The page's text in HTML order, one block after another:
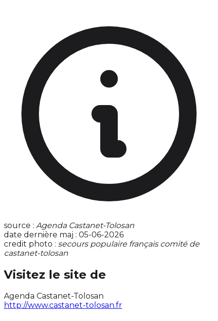
source : Agenda Castanet-Tolosan
date dernière maj : 05-06-2026
credit photo : secours populaire français comité de
castanet-tolosan
Visitez le site de
Agenda Castanet-Tolosan
http://www.castanet-tolosan.fr